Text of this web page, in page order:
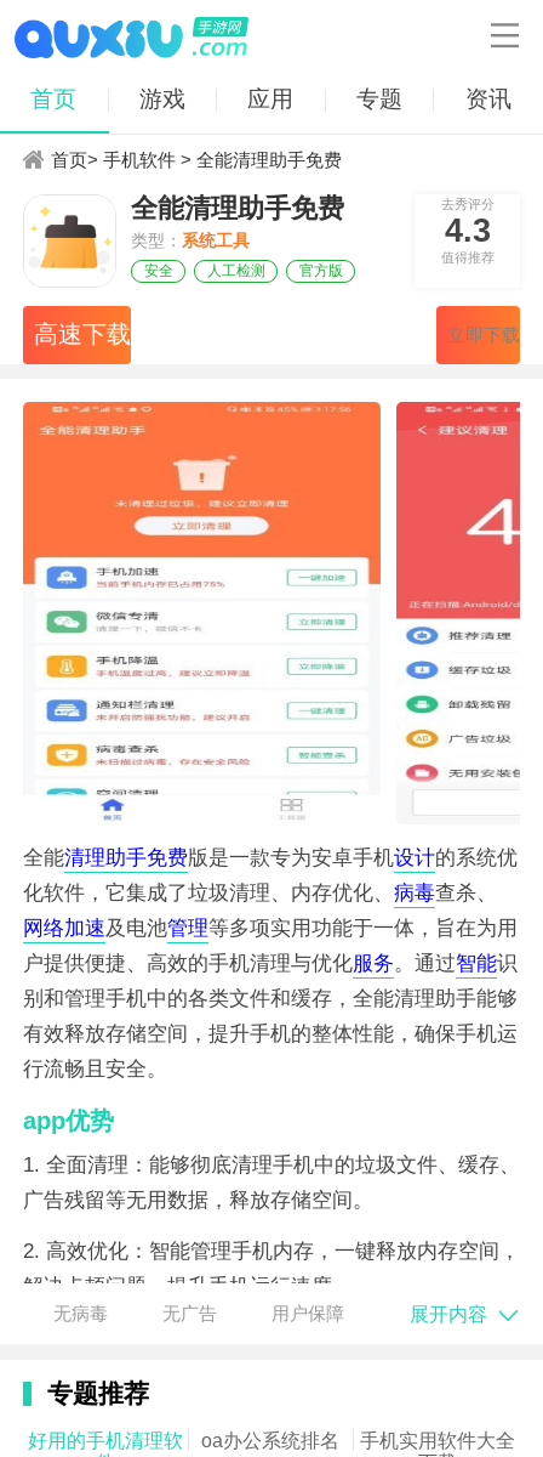

首页 游戏 应用 专题 资讯
首页>手机软件 > 全能清理助手免费
全能清理助手免费
类型：系统工具
安全 人工检测 官方版
去秀评分
4.3
值得推荐
高速下载 立即下载
全能清理助手免费版是一款专为安卓手机设计的系统优
化软件，它集成了垃圾清理、内存优化、 病毒查杀、
网络加速及电池管理等多项实用功能于一体，旨在为用
户提供便捷、高效的手机清理与优化服务。通过智能识
别和管理手机中的各类文件和缓存，全能清理助手能够
有效释放存储空间，提升手机的整体性能，确保手机运
行流畅且安全。
app优势
1. 全面清理：能够彻底清理手机中的垃圾文件、缓存、
广告残留等无用数据，释放存储空间。
2. 高效优化：智能管理手机内存，一键释放内存空间，
解决卡顿问题，提升手机运行速度。
无病毒 无广告 用户保障 展开内容
专题推荐
好用的手机清理软
oa办公系统排名
手机实用软件大全